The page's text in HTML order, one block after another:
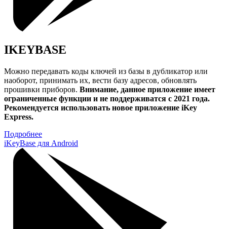
IKEYBASE
Можно передавать коды ключей из базы в дубликатор или
наоборот, принимать их, вести базу адресов, обновлять
прошивки приборов. Внимание, данное приложение имеет
ограниченные функции и не поддерживатся с 2021 года.
Рекомендуется использовать новое приложение iKey
Express.
Подробнее
iKeyBase для Android